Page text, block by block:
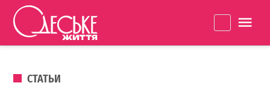
Перейти к содержанию
життя
ОПУБЛИКОВАНО В
СТАТЬИ